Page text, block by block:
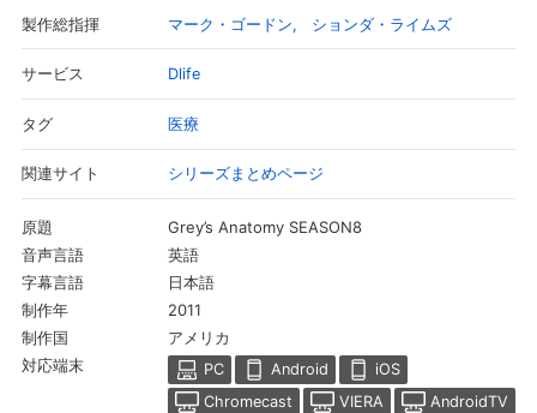
製作総指揮 マーク・ゴードン ションダ・ライムズ
サービス Dlife
タグ 医療
関連サイト シリーズまとめページ
原題 Grey’s Anatomy SEASON8
音声言語 英語
字幕言語 日本語
制作年 2011
制作国 アメリカ
対応端末 PC Android
iOS
Chromecast
VIERA
AndroidTV